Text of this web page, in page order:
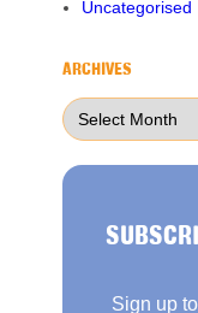
Uncategorised
ARCHIVES
Archives
Sign up